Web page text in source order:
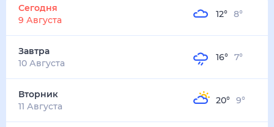
Сегодня
9 Августа
12° 8°
Завтра
10 Августа
16° 7°
Вторник
11 Августа
20° 9°